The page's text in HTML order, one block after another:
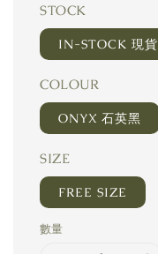
STOCK
IN-STOCK 現貨
COLOUR
ONYX 石英黑
SIZE
FREE SIZE
數量